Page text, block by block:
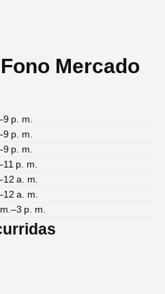
Mercado
p. m.
p. m.
p. m.
p. m.
a. m.
a. m.
p. m.